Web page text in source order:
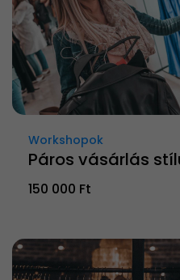
Workshopok
Páros vásárlás
150 000 Ft